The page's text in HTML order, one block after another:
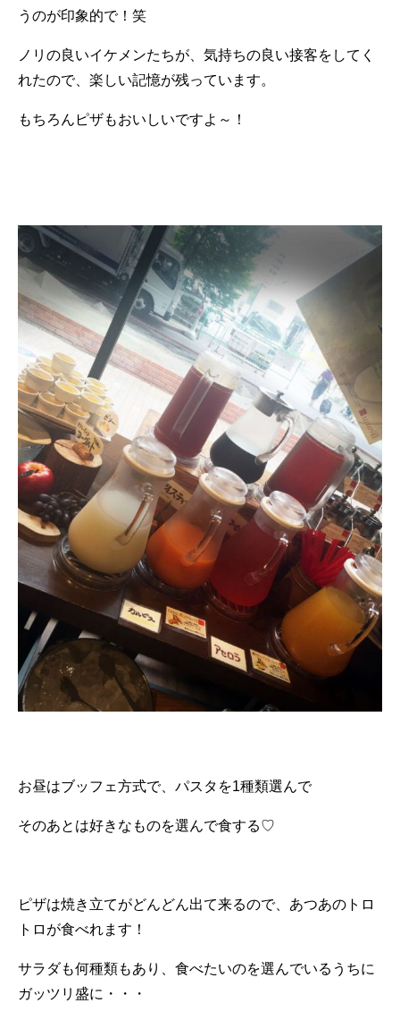
うのが印象的で！笑
ノリの良いイケメンたちが、気持ちの良い接客をしてく
れたので、楽しい記憶が残っています。
もちろんピザもおいしいですよ～！
お昼はブッフェ方式で、パスタを1種類選んで
そのあとは好きなものを選んで食する♡
ピザは焼き立てがどんどん出て来るので、あつあのトロ
トロが食べれます！
サラダも何種類もあり、食べたいのを選んでいるうちに
ガッツリ盛に・・・